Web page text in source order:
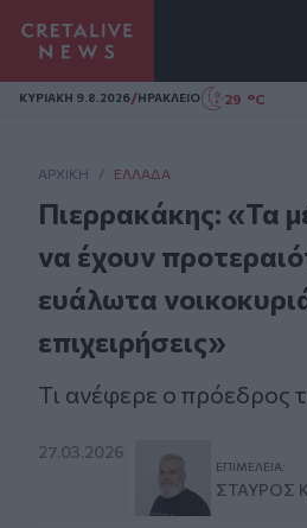
Homepage
ΚΥΡΙΑΚΗ 9.8.2026/ΗΡΑΚΛΕΙΟ 29 °C
ΑΡΧΙΚΗ / ΕΛΛΆΔΑ
Πιερρακάκης: «Τα
να έχουν
ευάλωτα
επιχειρήσεις»
Τι ανέφερε ο πρόεδρος
27.03.2026
ΕΠΙΜΈΛΕΙΑ:
ΣΤΑΎΡΟΣ